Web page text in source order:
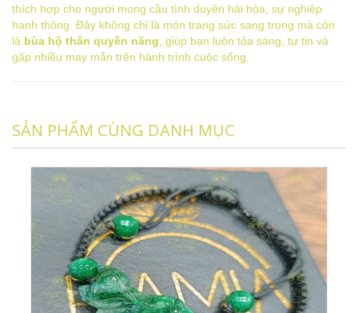
thích hợp cho người mong cầu tình duyên hài hòa, sự nghiệp
hanh thông. Đây không chỉ là món trang sức sang trọng mà còn
là bùa hộ thân quyền năng , giúp bạn luôn tỏa sáng, tự tin và
gặp nhiều may mắn trên hành trình cuộc sống.
SẢN PHẨM CÙNG DANH MỤC